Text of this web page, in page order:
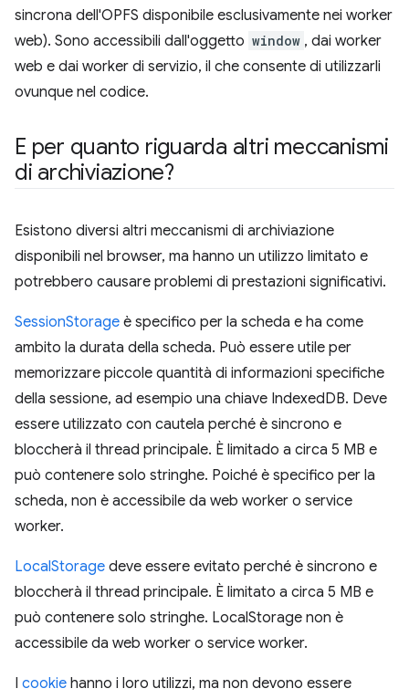
sincrona dell'OPFS disponibile esclusivamente nei worker
web). Sono accessibili dall'oggetto window , dai worker
web e dai worker di servizio, il che consente di utilizzarli
ovunque nel codice.
E per quanto riguarda altri meccanismi
di archiviazione?
Esistono diversi altri meccanismi di archiviazione
disponibili nel browser, ma hanno un utilizzo limitato e
potrebbero causare problemi di prestazioni significativi.
SessionStorage è specifico per la scheda e ha come
ambito la durata della scheda. Può essere utile per
memorizzare piccole quantità di informazioni specifiche
della sessione, ad esempio una chiave IndexedDB. Deve
essere utilizzato con cautela perché è sincrono e
bloccherà il thread principale. È limitado a circa 5 MB e
può contenere solo stringhe. Poiché è specifico per la
scheda, non è accessibile da web worker o service
worker.
LocalStorage deve essere evitato perché è sincrono e
bloccherà il thread principale. È limitato a circa 5 MB e
può contenere solo stringhe. LocalStorage non è
accessibile da web worker o service worker.
I cookie hanno i loro utilizzi, ma non devono essere